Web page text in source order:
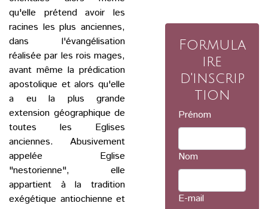
qu'elle prétend avoir les
racines les plus anciennes,
dans l'évangélisation
réalisée par les rois mages,
avant même la prédication
apostolique et alors qu'elle
a eu la plus grande
extension géographique de
toutes les Eglises
anciennes. Abusivement
appelée Eglise
"nestorienne", elle
appartient à la tradition
exégétique antiochienne et
Formula
ire
d'inscrip
tion
Prénom
Nom
E-mail